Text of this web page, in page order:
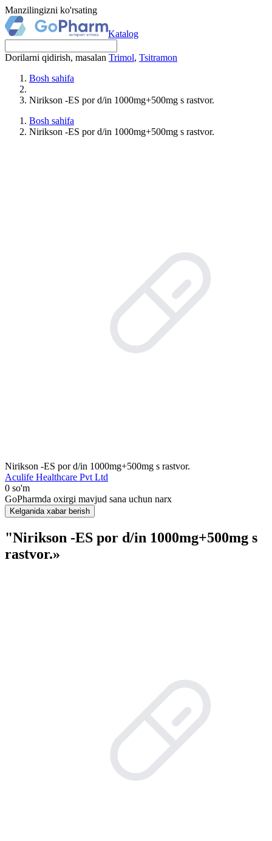
Manzilingizni ko'rsating
Katalog
Dorilarni qidirish, masalan Trimol, Tsitramon
Bosh sahifa
Nirikson -ES por d/in 1000mg+500mg s rastvor.
Bosh sahifa
Nirikson -ES por d/in 1000mg+500mg s rastvor.
Nirikson -ES por d/in 1000mg+500mg s rastvor.
Aculife Healthcare Pvt Ltd
0 so'm
GoPharmda oxirgi mavjud sana uchun narx
Kelganida xabar berish
"Nirikson -ES por d/in 1000mg+500mg s
rastvor.»